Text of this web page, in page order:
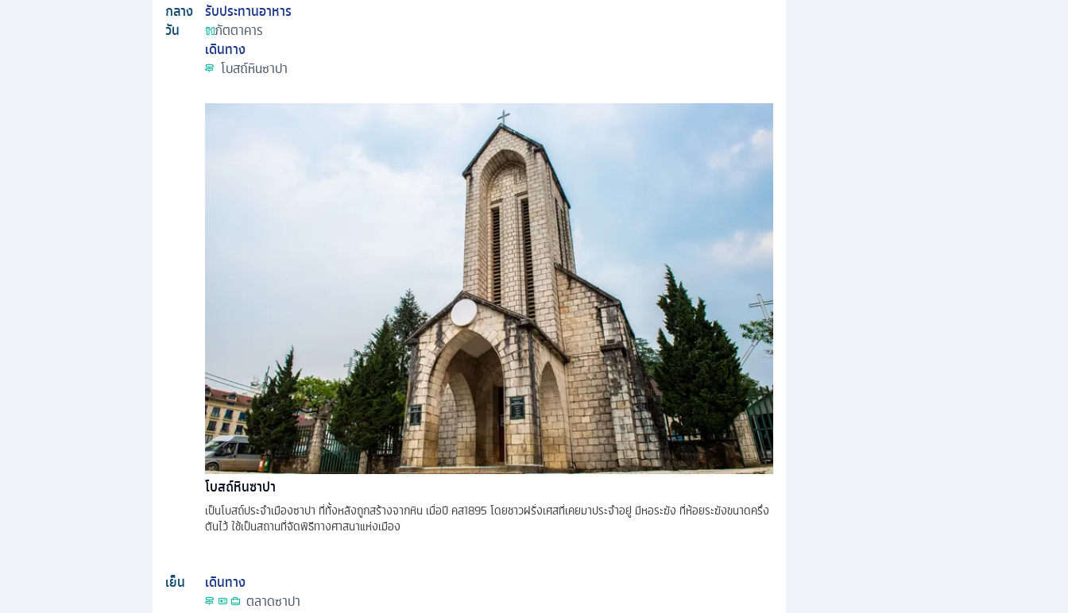
กลาง
วัน
รับประทานอาหาร
ภัตตาคาร
เดินทาง
โบสถ์หินซาปา
โบสถ์หินซาปา
เป็นโบสถ์ประจำเมืองซาปา ที่ทั้งหลังถูกสร้างจากหิน เมื่อปี คส1895 โดยชาวฝรั่งเศสที่เคยมาประจำอยู่ มีหอระฆัง ที่ห้อยระฆังขนาดครึ่ง
ตันไว้ ใช้เป็นสถานที่จัดพิธีทางศาสนาแห่งเมือง
เย็น
เดินทาง
ตลาดซาปา